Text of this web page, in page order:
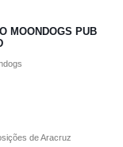
MOONDOGS PUB
de Aracruz